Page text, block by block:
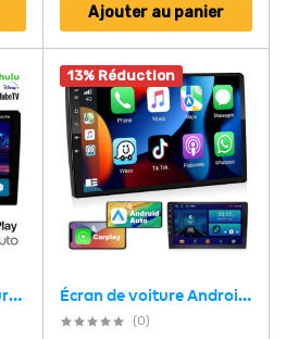
Ajouter au panier
Pioneer Écran de voiture Android de 10.4 pouces compatible Apple CarPlay Android Auto – شاشة ذكية للسيارة
13% Réduction
Écran de voiture Android de 10,1 pouces compatible Apple CarPlay Android Auto – شاشة ذكية للسيارة
(0)